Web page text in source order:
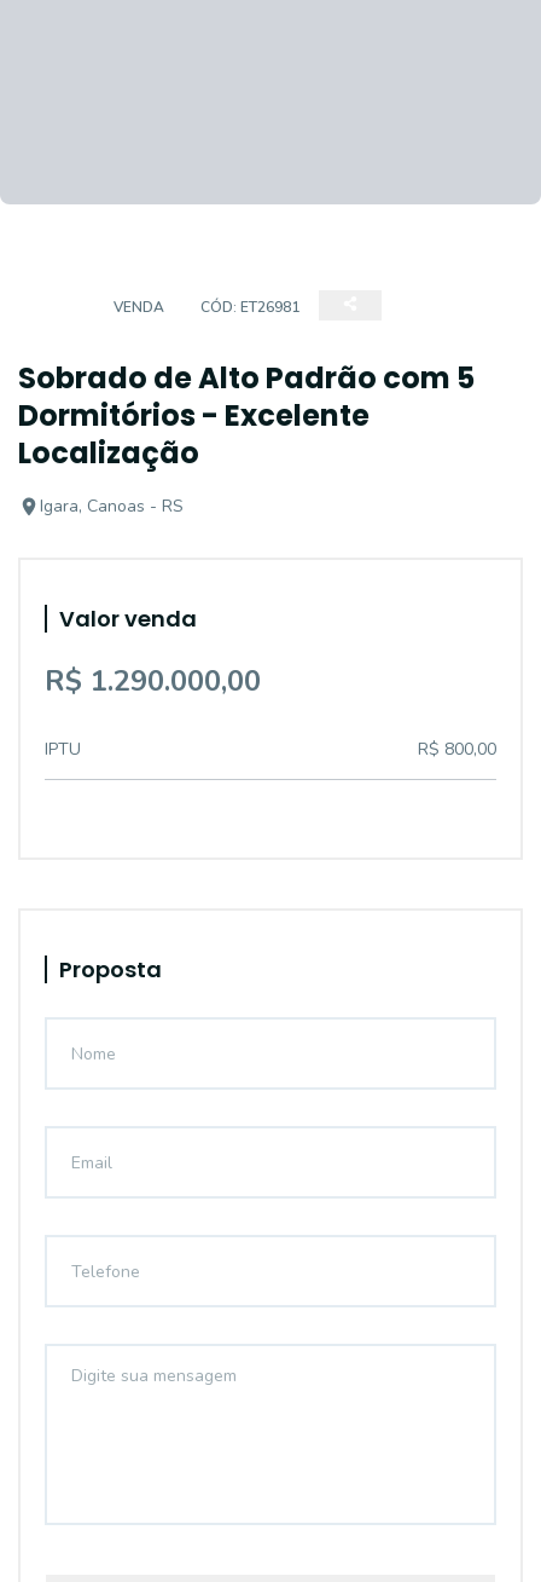
VENDA CÓD: ET26981
Sobrado de Alto Padrão com 5
Dormitórios - Excelente
Localização
Igara, Canoas - RS
Valor venda
R$ 1.290.000,00
IPTU R$ 800,00
Proposta